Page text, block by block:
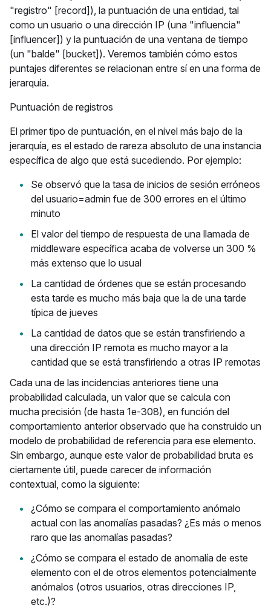
"registro" [record]), la puntuación de una entidad, tal
como un usuario o una dirección IP (una "influencia"
[influencer]) y la puntuación de una ventana de tiempo
(un "balde" [bucket]). Veremos también cómo estos
puntajes diferentes se relacionan entre sí en una forma de
jerarquía.
Puntuación de registros
El primer tipo de puntuación, en el nivel más bajo de la
jerarquía, es el estado de rareza absoluto de una instancia
específica de algo que está sucediendo. Por ejemplo:
Se observó que la tasa de inicios de sesión erróneos
del usuario=admin fue de 300 errores en el último
minuto
El valor del tiempo de respuesta de una llamada de
middleware específica acaba de volverse un 300 %
más extenso que lo usual
La cantidad de órdenes que se están procesando
esta tarde es mucho más baja que la de una tarde
típica de jueves
La cantidad de datos que se están transfiriendo a
una dirección IP remota es mucho mayor a la
cantidad que se está transfiriendo a otras IP remotas
Cada una de las incidencias anteriores tiene una
probabilidad calculada, un valor que se calcula con
mucha precisión (de hasta 1e-308), en función del
comportamiento anterior observado que ha construido un
modelo de probabilidad de referencia para ese elemento.
Sin embargo, aunque este valor de probabilidad bruta es
ciertamente útil, puede carecer de información
contextual, como la siguiente:
¿Cómo se compara el comportamiento anómalo
actual con las anomalías pasadas? ¿Es más o menos
raro que las anomalías pasadas?
¿Cómo se compara el estado de anomalía de este
elemento con el de otros elementos potencialmente
anómalos (otros usuarios, otras direcciones IP,
etc.)?